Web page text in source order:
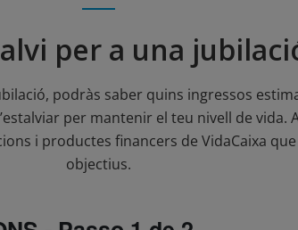
per a una
podràs saber quins ingressos
per mantenir el teu nivell de vida.
i productes financers de VidaCaixa
objectius.